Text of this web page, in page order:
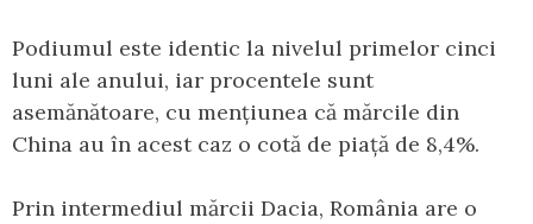
Podiumul este identic la nivelul primelor cinci
luni ale anului, iar procentele sunt
asemănătoare, cu mențiunea că mărcile din
China au în acest caz o cotă de piață de 8,4%.
Prin intermediul mărcii Dacia, România are o